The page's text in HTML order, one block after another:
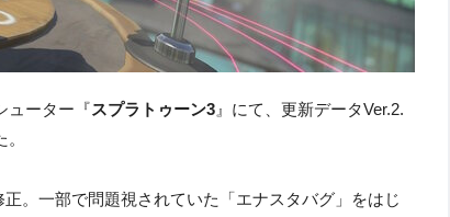
ューター『スプラトゥーン3 』にて、更新データVer.2.
。一部で問題視されていた「エナスタバグ」をはじ